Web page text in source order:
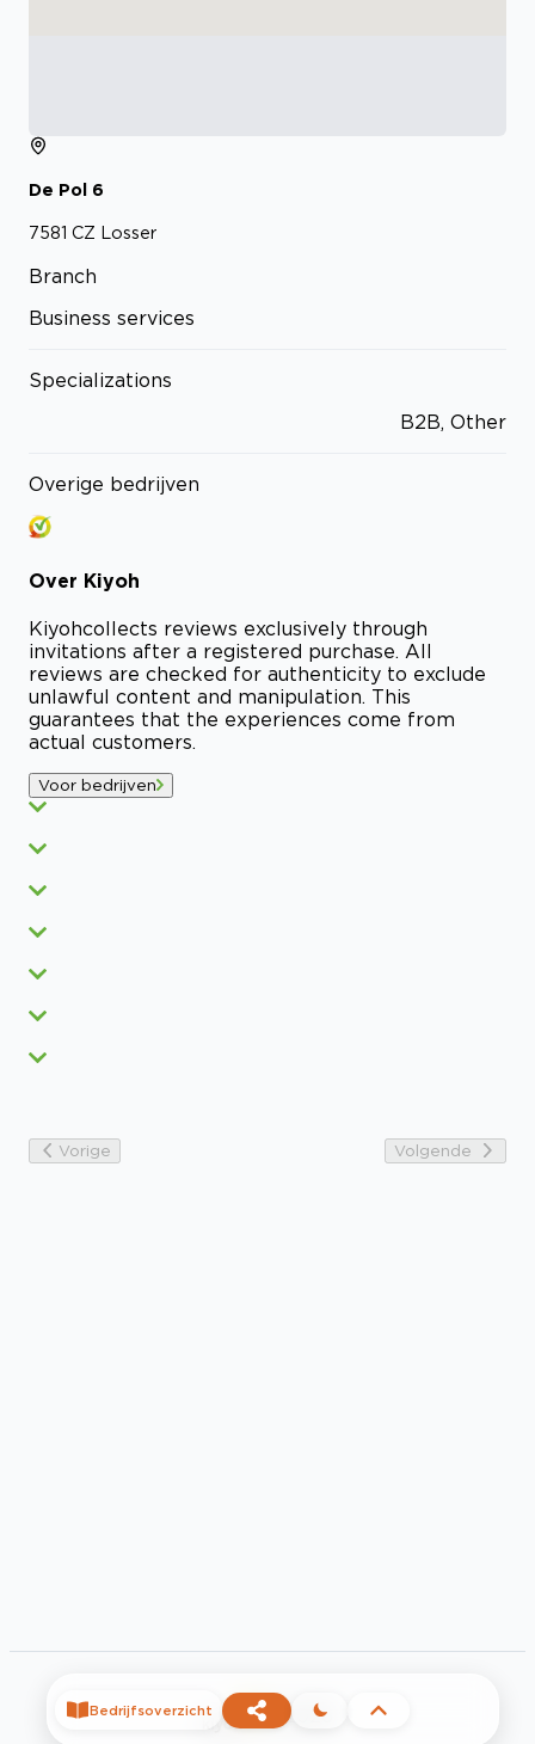
De Pol 6
7581 CZ Losser
Branch
Business services
Specializations
B2B, Other
Overige bedrijven
Over Kiyoh
Kiyohcollects reviews exclusively through
invitations after a registered purchase. All
reviews are checked for authenticity to exclude
unlawful content and manipulation. This
guarantees that the experiences come from
actual customers.
Voor bedrijven
Vorige Volgende
© 2026
Bedrijfsoverzicht